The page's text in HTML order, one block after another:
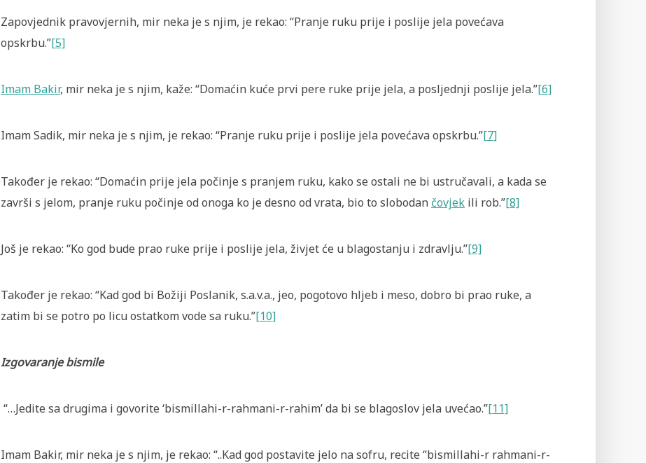
Zapovjednik pravovjernih, mir neka je s njim, je rekao: “Pranje ruku prije i poslije jela povećava
opskrbu.”[5]
Imam Bakir, mir neka je s njim, kaže: “Domaćin kuće prvi pere ruke prije jela, a posljednji poslije jela.”[6]
Imam Sadik, mir neka je s njim, je rekao: “Pranje ruku prije i poslije jela povećava opskrbu.”[7]
Također je rekao: “Domaćin prije jela počinje s pranjem ruku, kako se ostali ne bi ustručavali, a kada se
završi s jelom, pranje ruku počinje od onoga ko je desno od vrata, bio to slobodan čovjek ili rob.”[8]
Još je rekao: “Ko god bude prao ruke prije i poslije jela, živjet će u blagostanju i zdravlju.”[9]
Također je rekao: “Kad god bi Božiji Poslanik, s.a.v.a., jeo, pogotovo hljeb i meso, dobro bi prao ruke, a
zatim bi se potro po licu ostatkom vode sa ruku.”[10]
Izgovaranje bismile
“…Jedite sa drugima i govorite ‘bismillahi-r-rahmani-r-rahim’ da bi se blagoslov jela uvećao.”[11]
Imam Bakir, mir neka je s njim, je rekao: “..Kad god postavite jelo na sofru, recite “bismillahi-r rahmani-r-